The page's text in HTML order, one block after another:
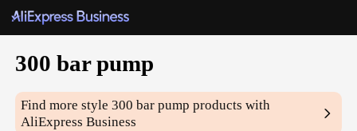
300 bar pump
Find more style300 bar pump products with
AliExpress Business